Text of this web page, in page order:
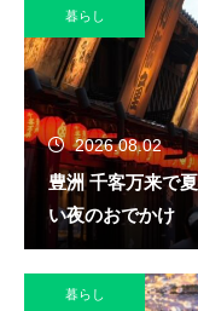
暮らし
2026.08.02
豊洲 千客万来で
い夜のおでかけ
暮らし